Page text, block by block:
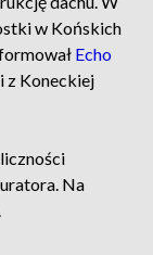
w Końskich
Echo
z Koneckiej
Na